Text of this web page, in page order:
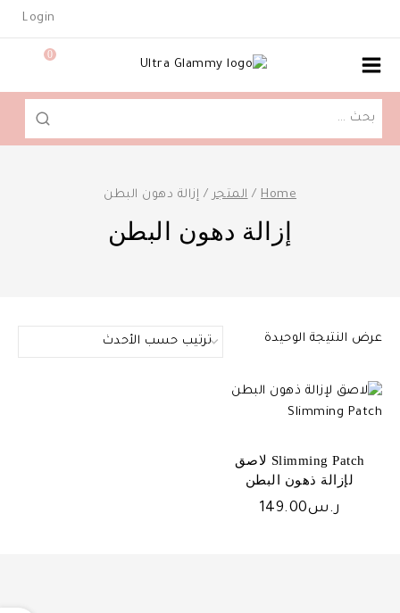
Login
0
البحث
Home
/ المتجر / إزالة دهون البطن
إزالة دهون البطن
عرض النتيجة الوحيدة
Slimming Patch لاصق
لإزالة ذهون البطن
ر.س149.00